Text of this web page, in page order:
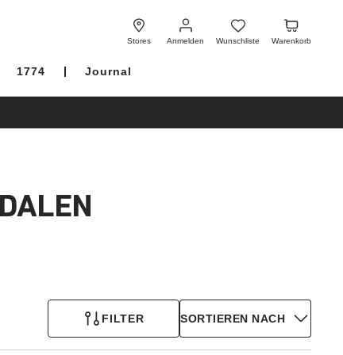
Stores Anmelden
Anmelden
Wunschliste
Wunschliste
Warenkorb
Warenkorb
1774 Journal
FILTER SORTIEREN NACH